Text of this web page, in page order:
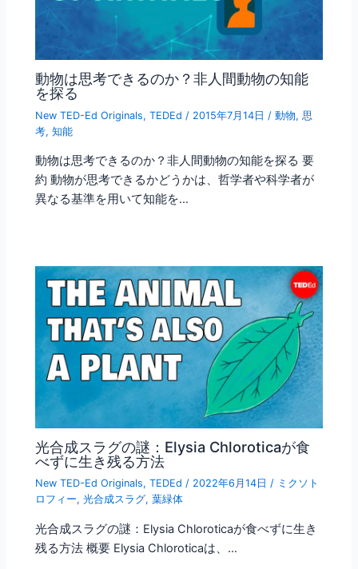
動物は思考できるのか？非人間動物の知能
を探る
New TED-Ed Originals,TEDEd / 2015年7月14日 /動物, 思
考,知能
動物は思考できるのか？非人間動物の知能を探る 要
約 動物が思考できるかどうかは、哲学者や科学者が
異なる基準を用いて知能を…
光合成スラグの謎：Elysia Chloroticaが食
べずに生き残る方法
New TED-Ed Originals,TEDEd / 2022年6月14日/ ミクソト
ロフィー,光合成スラグ,葉緑体
光合成スラグの謎：Elysia Chloroticaが食べずに生き
残る方法 概要 Elysia Chloroticaは、…